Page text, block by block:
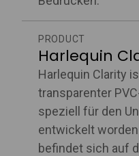
PRODUCT
Harlequin
Harlequin Clarity
transparenter
speziell für den
entwickelt
befindet sich auf